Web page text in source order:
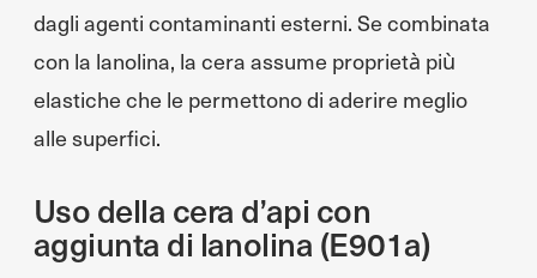
dagli agenti contaminanti esterni. Se combinata
con la lanolina, la cera assume proprietà più
elastiche che le permettono di aderire meglio
alle superfici.
Uso della cera d’api con
aggiunta di lanolina (E901a)